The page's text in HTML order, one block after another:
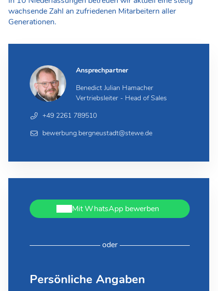
Ansprechpartner
Benedict Julian Hamacher
Vertriebsleiter - Head of Sales
+49 2261 789510
bewerbung.bergneustadt@stewe.de
Mit WhatsApp bewerben
oder
Persönliche Angaben
wachsende Zahl an zufriedenen Mitarbeitern aller
Generationen.